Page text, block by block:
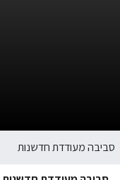
סביבה מעודדת חדשנות